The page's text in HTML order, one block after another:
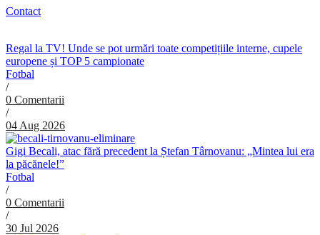
Contact
Regal la TV! Unde se pot urmări toate competițiile interne, cupele
europene și TOP 5 campionate
Fotbal
/
0 Comentarii
/
04 Aug 2026
Gigi Becali, atac fără precedent la Ștefan Târnovanu: „Mintea lui era
la păcănele!”
Fotbal
/
0 Comentarii
/
30 Jul 2026